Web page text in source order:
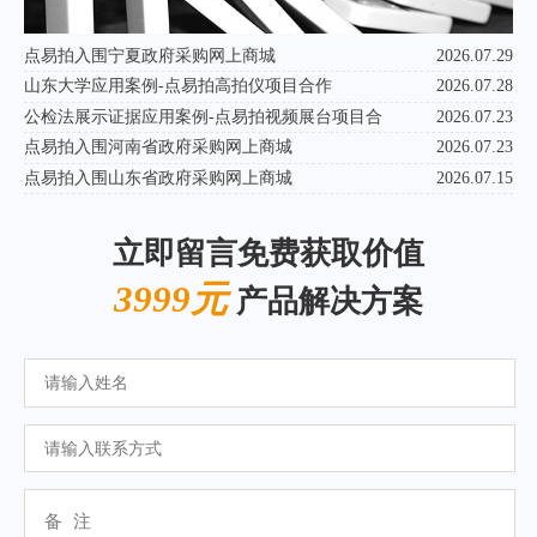
点易拍入围宁夏政府采购网上商城
2026.07.29
山东大学应用案例-点易拍高拍仪项目合作
2026.07.28
公检法展示证据应用案例-点易拍视频展台项目合
2026.07.23
点易拍入围河南省政府采购网上商城
2026.07.23
点易拍入围山东省政府采购网上商城
2026.07.15
立即留言免费获取价值
3999元产品解决方案